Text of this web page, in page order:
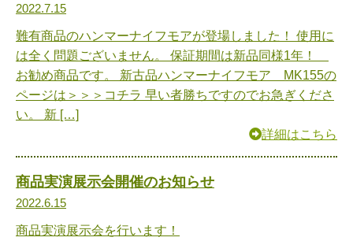
2022.7.15
難有商品のハンマーナイフモアが登場しました！ 使用に
は全く問題ございません。 保証期間は新品同様1年！
お勧め商品です。 新古品ハンマーナイフモア MK155の
ページは＞＞＞コチラ 早い者勝ちですのでお急ぎくださ
い。 新 […]
詳細はこちら
商品実演展示会開催のお知らせ
2022.6.15
商品実演展示会を行います！